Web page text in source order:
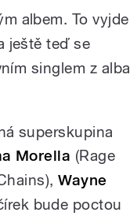
albem. To vyjde
ještě teď se
singlem z alba
superskupina
Morella (Rage
Wayne
bude poctou